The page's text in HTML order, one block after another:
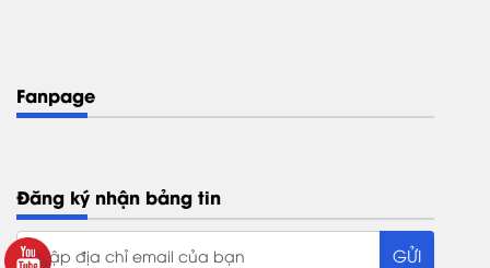
Fanpage
Đăng ký nhận bảng tin